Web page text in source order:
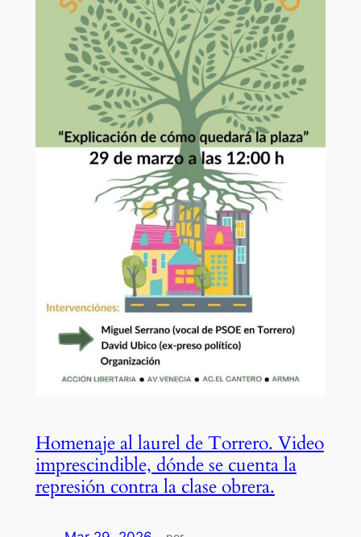
Homenaje al laurel de Torrero. Video
imprescindible, dónde se cuenta la
represión contra la clase obrera.